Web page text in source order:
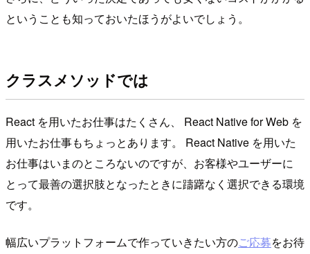
ということも知っておいたほうがよいでしょう。
クラスメソッドでは
React を用いたお仕事はたくさん、 React Native for Web を
用いたお仕事もちょっとあります。 React Native を用いた
お仕事はいまのところないのですが、お客様やユーザーに
とって最善の選択肢となったときに躊躇なく選択できる環境
です。
幅広いプラットフォームで作っていきたい方のご応募をお待